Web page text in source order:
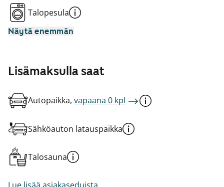
Talopesula
Näytä enemmän
Lisämaksulla saat
Autopaikka, vapaana 0 kpl
Sähköauton latauspaikka
Talosauna